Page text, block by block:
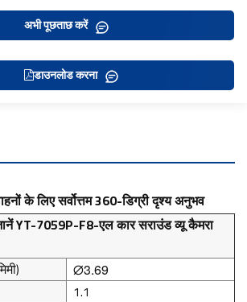
अभी पूछताछ करें
डाउनलोड करना
के लिए सर्वोत्तम 360-डिग्री दृश्य अनुभव
YT-7059P-F8-एलकार सराउंड व्यू कैमरा
∅3.69
1.1